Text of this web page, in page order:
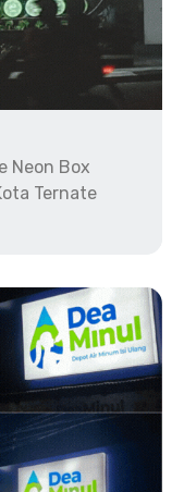
Neon Box
Ternate